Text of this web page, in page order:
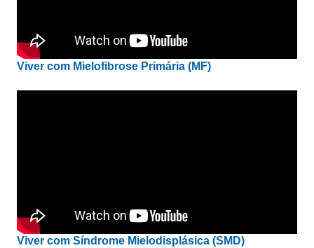
Viver com Mielofibrose Primária (MF)
Viver com Síndrome Mielodisplásica (SMD)